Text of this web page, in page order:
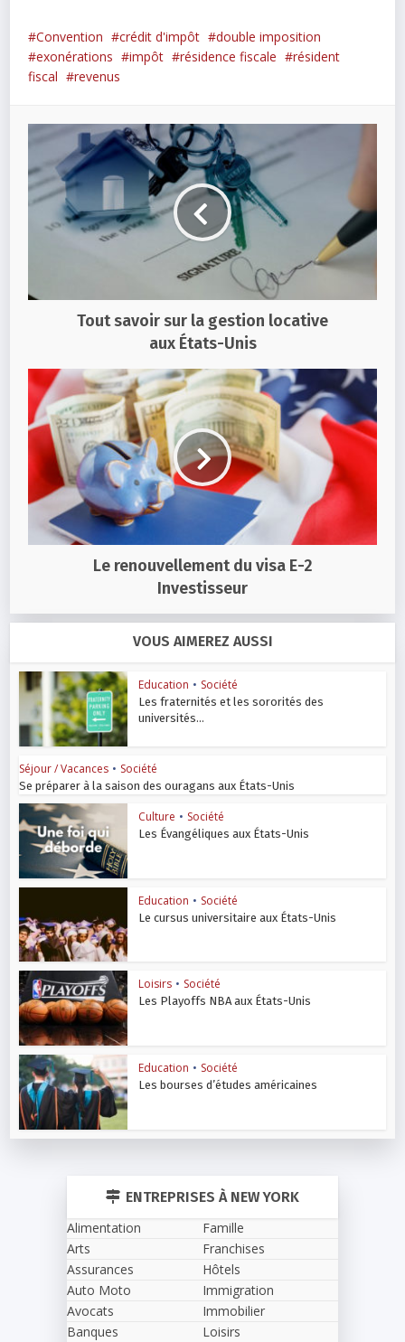
Convention crédit d'impôt
double imposition
exonérations
impôt résidence fiscale
résident
fiscal
revenus
Tout savoir sur la gestion locative
aux États-Unis
Le renouvellement du visa E-2
Investisseur
VOUS AIMEREZ AUSSI
Education • Société
Les fraternités et les sororités des
universités...
Séjour / Vacances • Société
Se préparer à la saison des ouragans aux États-Unis
Culture • Société
Les Évangéliques aux États-Unis
Education • Société
Le cursus universitaire aux États-Unis
Loisirs • Société
Les Playoffs NBA aux États-Unis
Education • Société
Les bourses d’études américaines
ENTREPRISES À NEW YORK
Alimentation
Arts
Assurances
Auto Moto
Avocats
Banques
Famille
Franchises
Hôtels
Immigration
Immobilier
Loisirs